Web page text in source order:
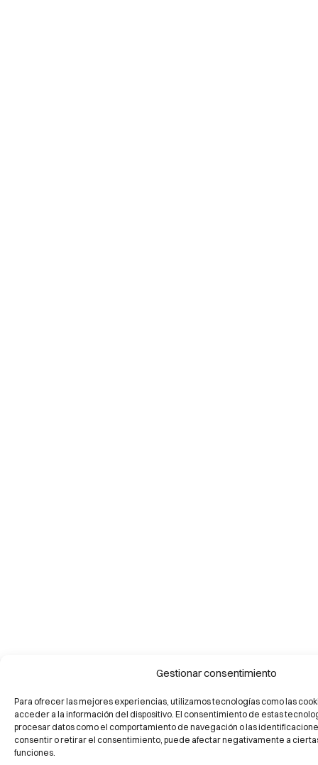
Gestionar consentimiento
Para ofrecer las mejores experiencias, utilizamos tecnologías como las
acceder a la información del dispositivo. El consentimiento de estas
procesar datos como el comportamiento de navegación o las
consentir o retirar el consentimiento, puede afectar negativamente a
funciones.